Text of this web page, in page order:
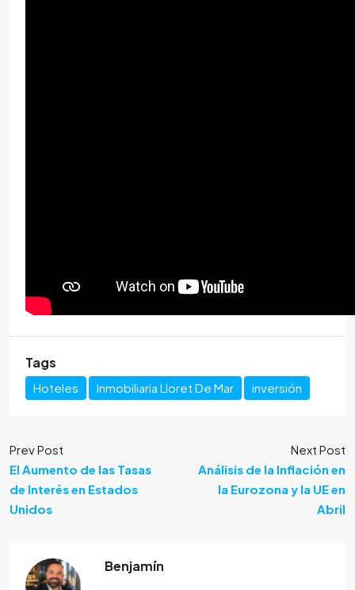
Tags
Hoteles Inmobiliaria Lloret De Mar inversión
Prev Post
El Aumento de las Tasas
de Interés en Estados
Unidos
Next Post
Análisis de la Inflación en
la Eurozona y la UE en
Abril
Benjamín